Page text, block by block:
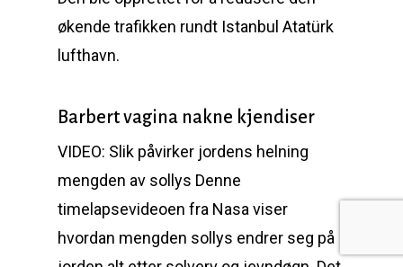
økende trafikken rundt Istanbul Atatürk
lufthavn.
Barbert vagina nakne kjendiser
VIDEO: Slik påvirker jordens helning
mengden av sollys Denne
timelapsevideoen fra Nasa viser
hvordan mengden sollys endrer seg på